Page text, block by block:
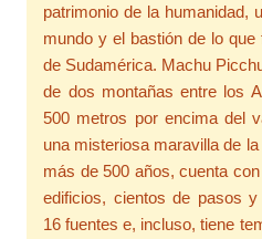
patrimonio de la humanidad,
mundo y el bastión de lo
de Sudamérica. Machu
de dos montañas entre los
500 metros por encima del
una misteriosa maravilla de
más de 500 años, cuenta
edificios, cientos de pasos
16 fuentes e, incluso, tiene